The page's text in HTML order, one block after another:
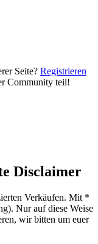
Seite? Registrieren
Community teil!
Disclaimer
Verkäufen. Mit *
Nur auf diese Weise
wir bitten um euer